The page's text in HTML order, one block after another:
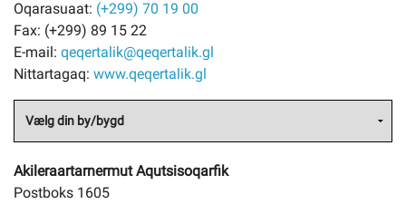
Oqarasuaat: (+299) 70 19 00
Fax: (+299) 89 15 22
E-mail: qeqertalik@qeqertalik.gl
Nittartagaq: www.qeqertalik.gl
Akileraartarnermut Aqutsisoqarfik
Postboks 1605